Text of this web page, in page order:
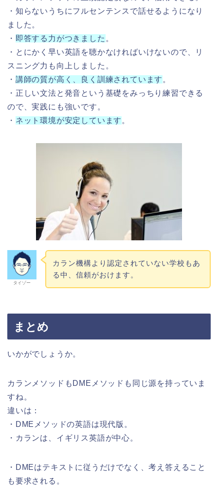
・知らないうちにフルセンテンスで話せるようになり
ました。
・ 即答する力がつきました 。
・とにかく早い英語を聴かなければいけないので、リ
スニング力も向上しました。
・ 講師の質が高く、良く訓練されています 。
・正しい文法と発音という基礎をみっちり練習できる
ので、実践にも強いです。
・ ネット環境が安定しています 。
タイゾー
カラン機構より認定されていない学校もあ
る中、信頼がおけます。
まとめ
いかがでしょうか。
カランメソッドもDMEメソッドも同じ源を持っていま
すね。
違いは：
・DMEメソッドの英語は現代版。
・カランは、イギリス英語が中心。
・DMEはテキストに従うだけでなく、考え答えること
も要求される。